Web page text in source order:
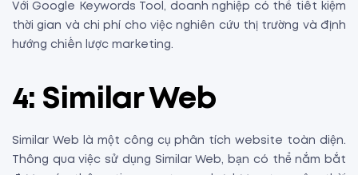
Với Google Keywords Tool, doanh nghiệp có thể tiết kiệm
thời gian và chi phí cho việc nghiên cứu thị trường và định
hướng chiến lược marketing.
4: Similar Web
Similar Web là một công cụ phân tích website toàn diện.
Thông qua việc sử dụng Similar Web, bạn có thể nắm bắt